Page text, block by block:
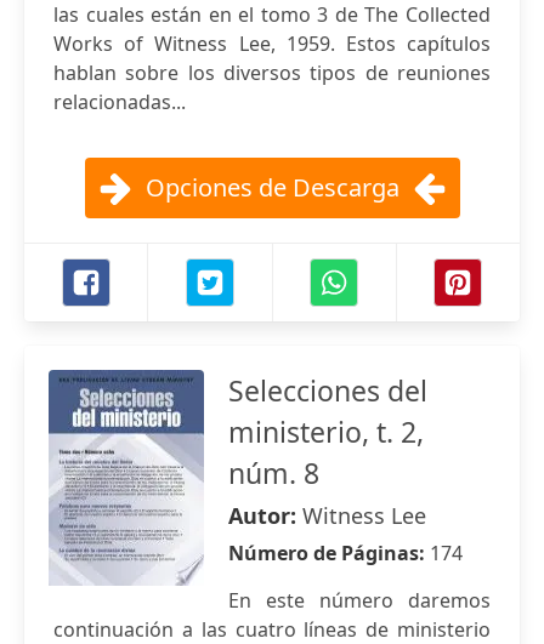
las cuales están en el tomo 3 de The Collected
Works of Witness Lee, 1959. Estos capítulos
hablan sobre los diversos tipos de reuniones
relacionadas...
Opciones de Descarga
Selecciones del
ministerio, t. 2,
núm. 8
Autor: Witness Lee
Número de Páginas: 174
En este número daremos
continuación a las cuatro líneas de ministerio